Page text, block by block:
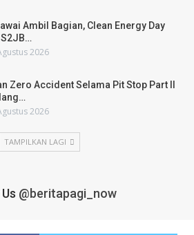
Ambil Bagian, Clean Energy Day
S2JB…
2026
Zero Accident Selama Pit Stop Part II
2026
TAMPILKAN LAGI
@beritapagi_now